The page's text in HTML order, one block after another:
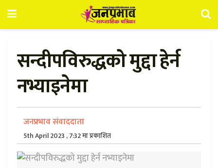
सन्दीपविरुद्धको मुद्दा हेर्न
नभ्याइनेमा
जनप्रभाव संवाददाता
5th April 2023 , 7:32 मा प्रकाशित